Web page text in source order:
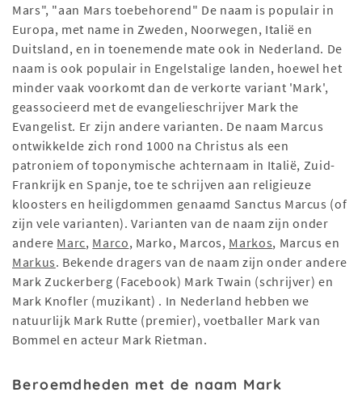
Mars", "aan Mars toebehorend" De naam is populair in
Europa, met name in Zweden, Noorwegen, Italië en
Duitsland, en in toenemende mate ook in Nederland. De
naam is ook populair in Engelstalige landen, hoewel het
minder vaak voorkomt dan de verkorte variant 'Mark',
geassocieerd met de evangelieschrijver Mark the
Evangelist. Er zijn andere varianten. De naam Marcus
ontwikkelde zich rond 1000 na Christus als een
patroniem of toponymische achternaam in Italië, Zuid-
Frankrijk en Spanje, toe te schrijven aan religieuze
kloosters en heiligdommen genaamd Sanctus Marcus (of
zijn vele varianten). Varianten van de naam zijn onder
andere Marc, Marco, Marko, Marcos, Markos, Marcus en
Markus. Bekende dragers van de naam zijn onder andere
Mark Zuckerberg (Facebook) Mark Twain (schrijver) en
Mark Knofler (muzikant) . In Nederland hebben we
natuurlijk Mark Rutte (premier), voetballer Mark van
Bommel en acteur Mark Rietman.
Beroemdheden met de naam Mark